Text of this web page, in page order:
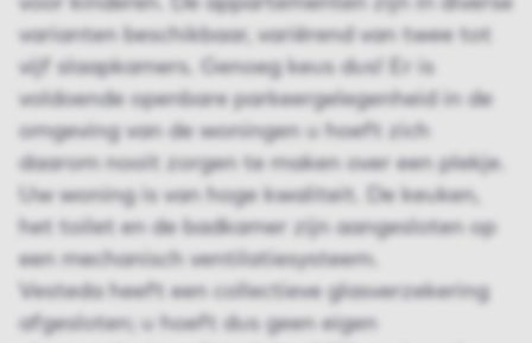
varianten beschikbaar, variërend van twee tot
vijf slaapkamers. Genoeg keus dus! Er is
voldoende openbare parkeergelegenheid in de
omgeving van de woningen u hoeft zich
daarom nooit zorgen te maken over een plekje.
Uw woning is van hoge kwaliteit. De keuken,
het toilet en de badkamer zijn aangesloten op
een mechanisch ventilatiesysteem.
Vesteda heeft een collectieve glasverzekering
afgesloten; u hoeft dus geen eigen